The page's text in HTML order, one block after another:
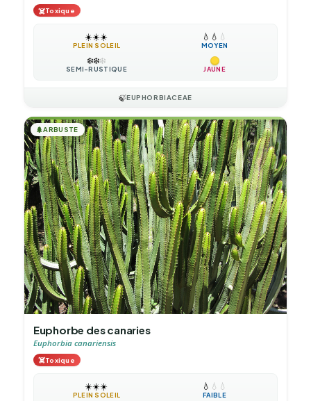
☠️Toxique
☀️☀️☀️
PLEIN SOLEIL
💧 💧 💧
MOYEN
❄️❄️❄️
SEMI-RUSTIQUE JAUNE
🍃EUPHORBIACEAE
🌲ARBUSTE
Euphorbe des canaries
Euphorbia canariensis
☠️Toxique
☀️☀️☀️
PLEIN SOLEIL
💧 💧 💧
FAIBLE